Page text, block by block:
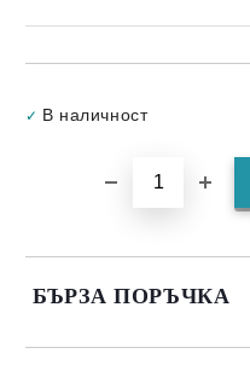
✓ В наличност
БЪРЗА ПОРЪЧКА